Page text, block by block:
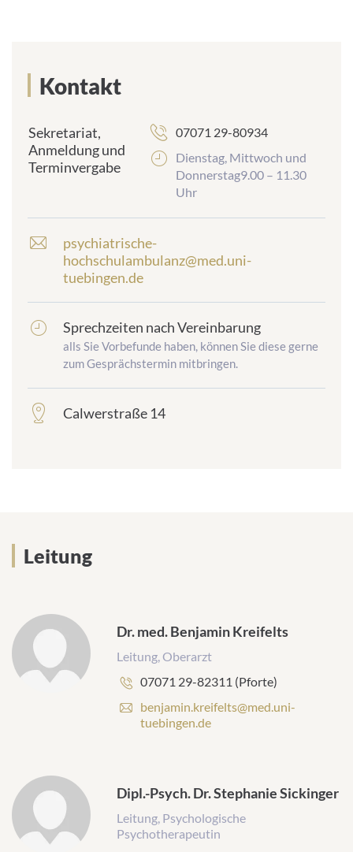
Kontakt
Sekretariat,
Anmeldung und
Terminvergabe
07071 29-80934
Dienstag, Mittwoch und
Donnerstag9.00 – 11.30
Uhr
E
-
M
l
-
A
e
psychiatrische-
hochschulambulanz@med.uni-
tuebingen.de
frontend.sr-
only_#
{element.icon}:
Sprechzeiten nach Vereinbarung
alls Sie Vorbefunde haben, können Sie diese gerne
zum Gesprächstermin mitbringen.
frontend.sr-
Calwerstraße 14
Leitung
Dr. med. Benjamin Kreifelts
Leitung, Oberarzt
Telefonnummer:
07071 29-82311 (Pforte)
E
-
l
-
A
d
benjamin.kreifelts@med.uni-
tuebingen.de
Dipl.-Psych. Dr. Stephanie Sickinger
Leitung, Psychologische
Psychotherapeutin